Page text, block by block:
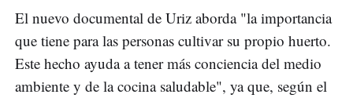
El nuevo documental de Uriz aborda "la importancia
que tiene para las personas cultivar su propio huerto.
Este hecho ayuda a tener más conciencia del medio
ambiente y de la cocina saludable", ya que, según el